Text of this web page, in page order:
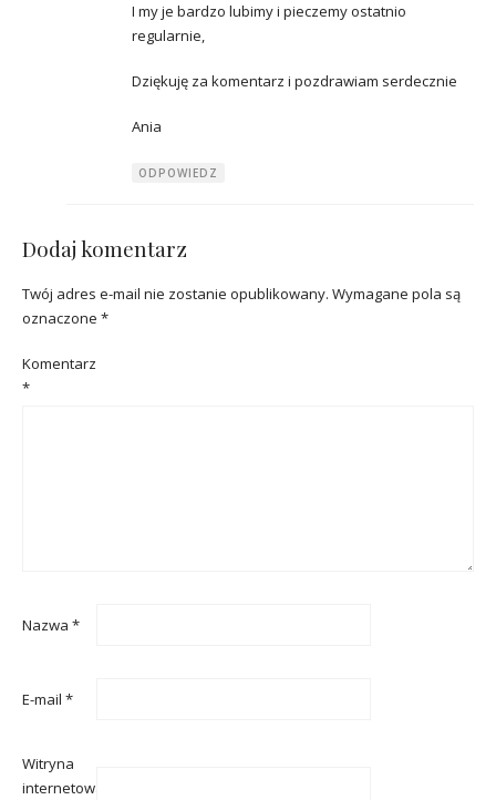
I my je bardzo lubimy i pieczemy ostatnio
regularnie,
Dziękuję za komentarz i pozdrawiam serdecznie
Ania
ODPOWIEDZ
Dodaj komentarz
Twój adres e-mail nie zostanie opublikowany. Wymagane pola są
oznaczone *
Komentarz
*
Nazwa *
E-mail *
Witryna
internetowa